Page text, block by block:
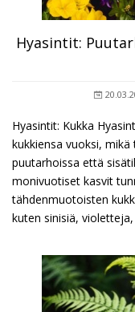
Hyasintit:
Hyasintit: Kukka
kukkiensa vuoksi,
puutarhoissa että
monivuotiset kasvit
tähdenmuotoisten
kuten sinisiä,